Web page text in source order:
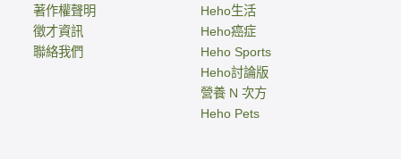
著作權聲明
徵才資訊
聯絡我們
Heho生活
Heho癌症
Heho Sports
Heho討論版
營養 N 次方
Heho Pets